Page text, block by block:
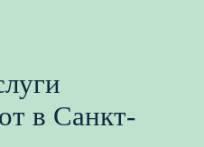
в Санкт-